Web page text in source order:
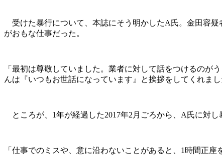
受けた暴行について、本誌にそう明かしたA氏。金田容疑
がおもな仕事だった。
「最初は尊敬していました。業者に対して話をつけるのが
んは『いつもお世話になっています』と挨拶をしてくれまし
ところが、1年が経過した2017年2月ごろから、A氏に対し
「仕事でのミスや、意に沿わないことがあると、1時間正